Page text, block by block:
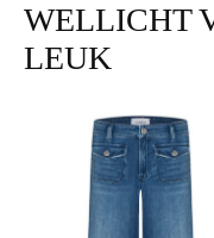
Elin
5124
WELLICHT
LEUK